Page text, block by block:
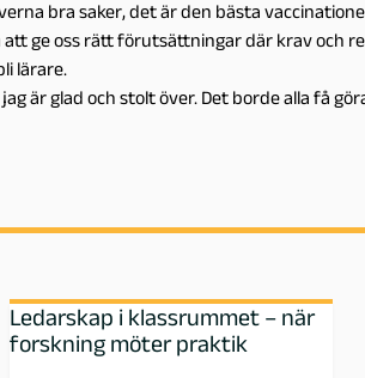
bra saker, det är den bästa
ge oss rätt förutsättningar där krav och
lärare.
är glad och stolt över. Det borde alla få
Ledarskap i klassrummet – när
forskning möter praktik